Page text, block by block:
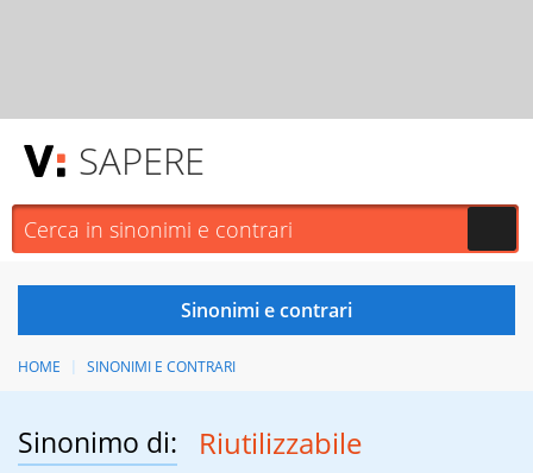
SAPERE
HOME SINONIMI E CONTRARI
Sinonimo di: Riutilizzabile